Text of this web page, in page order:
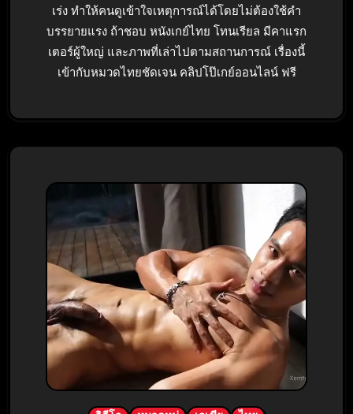
เร่ง ทำให้คนดูเข้าใจเหตุการณ์ได้โดยไม่ต้องใช้คำ
บรรยายแรง ถ้าชอบ หนังเกย์ไทย โทนเรียล มีคาแรก
เตอร์ผู้ใหญ่ และภาพที่เล่าไปตามสถานการณ์ เรื่องนี้
เข้ากับหมวดไทยชัดเจน คลิปโป๊เกย์ออนไลน์ ฟรี